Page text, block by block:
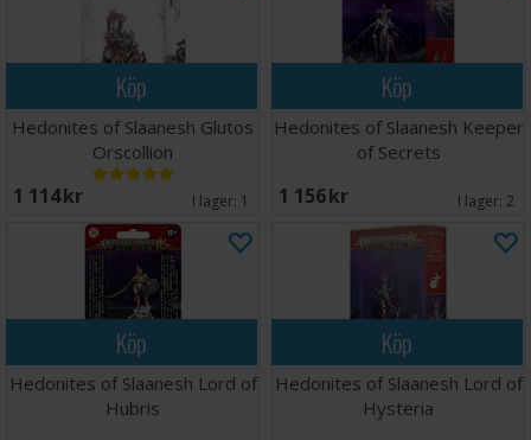
Köp
Hedonites of Slaanesh Glutos
Orscollion
1 114 SEK I lager: 1
Köp
Hedonites of Slaanesh Keeper
of Secrets
1 156 SEK I lager: 2
Köp
Hedonites of Slaanesh Lord of
Hubris
Köp
Hedonites of Slaanesh Lord of
Hysteria